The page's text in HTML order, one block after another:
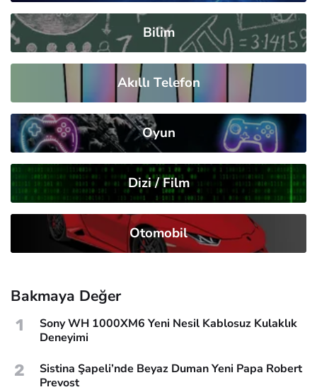
Bilim
Akıllı Telefon
Oyun
Dizi / Film
Otomobil
Bakmaya Değer
1
Sony WH 1000XM6 Yeni Nesil Kablosuz Kulaklık
Deneyimi
2
Sistina Şapeli’nde Beyaz Duman Yeni Papa Robert
Prevost